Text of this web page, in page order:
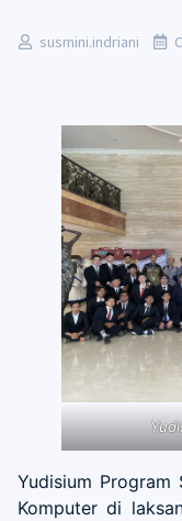
susmini.indriani
Yudisium Program
Komputer di